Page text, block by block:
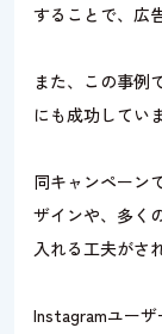
することで、広
また、この事例
にも成功してい
同キャンペーン
ザインや、多く
入れる工夫がさ
Instagramユー